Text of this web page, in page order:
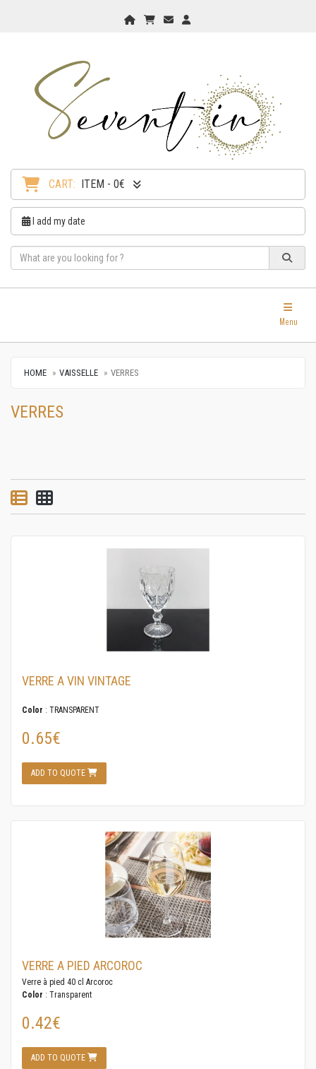
Home My CartCheckout
CART: ITEM - 0€
I add my date
Toggle
Menu
HOME VAISSELLE VERRES
VERRES
List viewGrid view
VERRE A VIN VINTAGE
Color : TRANSPARENT
0.65€
ADD TO QUOTE
VERRE A PIED ARCOROC
Verre à pied 40 cl Arcoroc
Color : Transparent
0.42€
ADD TO QUOTE